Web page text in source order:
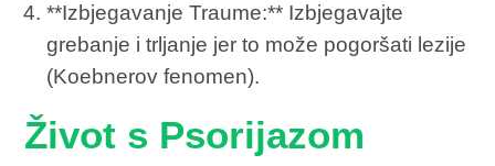
**Izbjegavanje Traume:** Izbjegavajte
grebanje i trljanje jer to može pogoršati lezije
(Koebnerov fenomen).
Život s Psorijazom